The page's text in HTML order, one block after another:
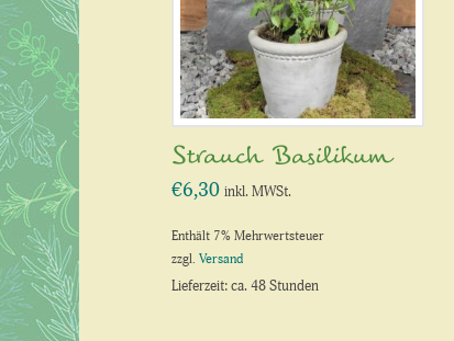
Strauch Basilikum
€6,30 inkl. MWSt.
Enthält 7% Mehrwertsteuer
zzgl. Versand
Lieferzeit: ca. 48 Stunden